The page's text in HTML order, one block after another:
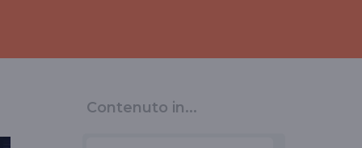
Contenuto in...